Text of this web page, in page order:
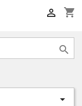
shopping_cart


